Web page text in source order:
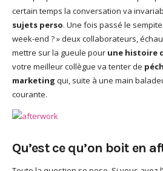
certain temps la conversation va
sujets perso. Une fois passé le
week-end ? » deux collaborateurs,
mettre sur la gueule pour une histoire
votre meilleur collègue va tenter de
marketing qui, suite à une main
courante.
Qu’est ce qu’on boit en